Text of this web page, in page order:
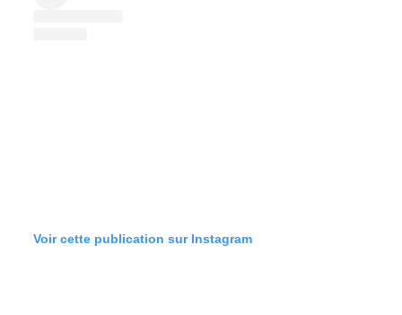
Voir cette publication sur Instagram